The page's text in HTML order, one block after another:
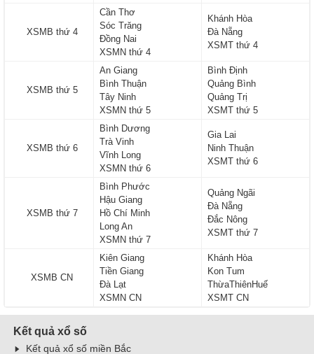
XSMB thứ 4
Cần Thơ
Sóc Trăng
Đồng Nai
XSMN thứ 4
Khánh Hòa
Đà Nẵng
XSMT thứ 4
XSMB thứ 5
An Giang
Bình Thuận
Tây Ninh
XSMN thứ 5
Bình Định
Quảng Bình
Quảng Trị
XSMT thứ 5
XSMB thứ 6
Bình Dương
Trà Vinh
Vĩnh Long
XSMN thứ 6
Gia Lai
Ninh Thuận
XSMT thứ 6
XSMB thứ 7
Bình Phước
Hậu Giang
Hồ Chí Minh
Long An
XSMN thứ 7
Quảng Ngãi
Đà Nẵng
Đắc Nông
XSMT thứ 7
XSMB CN
Kiên Giang
Tiền Giang
Đà Lạt
XSMN CN
Khánh Hòa
Kon Tum
ThừaThiênHuế
XSMT CN
Kết quả xổ số
Kết quả xổ số miền Bắc